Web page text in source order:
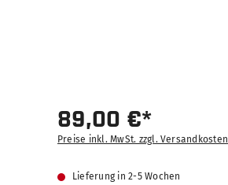
89,00 €*
Preise inkl. MwSt. zzgl. Versandkosten
Lieferung in 2-5 Wochen